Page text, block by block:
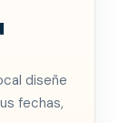
diseñe
fechas,